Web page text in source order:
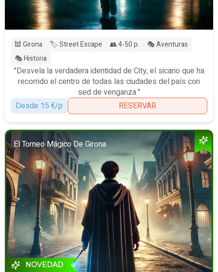
🕍 Girona 🏷️ Street Escape 👥 4-50 p.
🎭 Aventuras
🎭 Historia
"Desvela la verdadera identidad de City, el sicario que ha
recorrido el centro de todas las ciudades del país con
sed de venganza."
Desde 15 €/p
RESERVAR
El Torneo Mágico De Girona
NOVEDAD